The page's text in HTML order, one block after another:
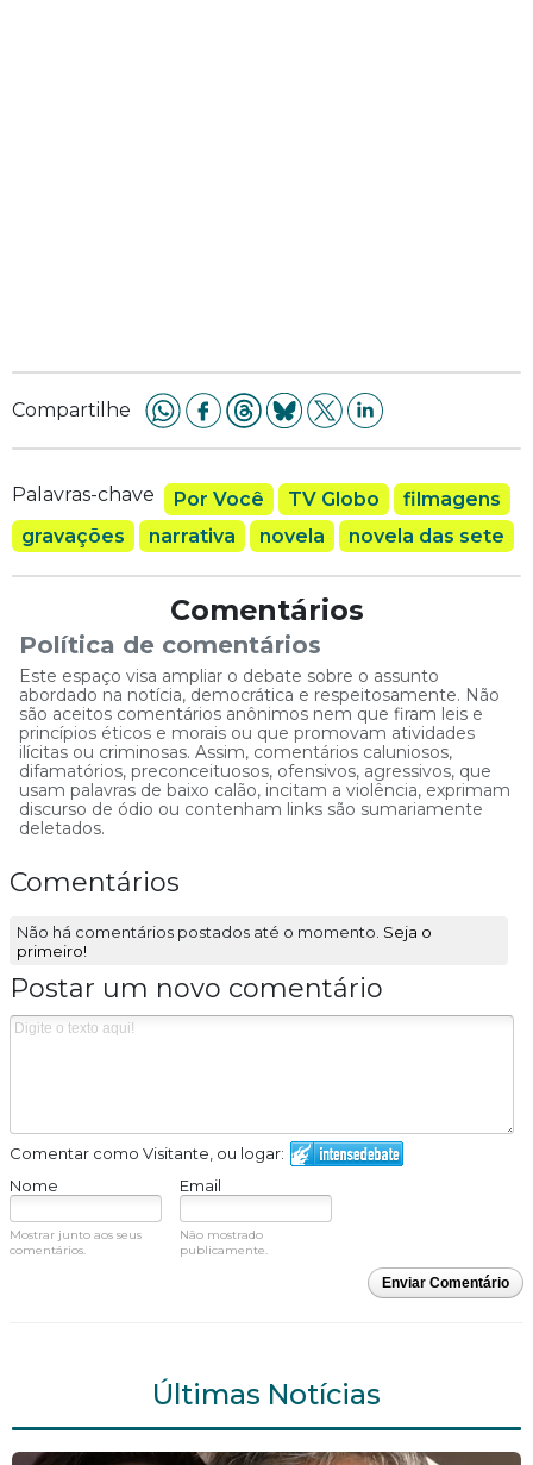
Compartilhe
Palavras-chave Por Você TV Globo
filmagens
gravações
narrativa novela novela das sete
Comentários
Política de comentários
Este espaço visa ampliar o debate sobre o assunto
abordado na notícia, democrática e respeitosamente. Não
são aceitos comentários anônimos nem que firam leis e
princípios éticos e morais ou que promovam atividades
ilícitas ou criminosas. Assim, comentários caluniosos,
difamatórios, preconceituosos, ofensivos, agressivos, que
usam palavras de baixo calão, incitam a violência, exprimam
discurso de ódio ou contenham links são sumariamente
deletados.
Comentários
Não há comentários postados até o momento. Seja o
primeiro!
Postar um novo comentário
Comentar como Visitante, ou logar:
Nome
Email
Mostrar junto aos seus
comentários.
Não mostrado
publicamente.
Enviar Comentário
Últimas Notícias